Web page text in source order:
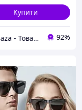
Купити
AutoBaza - Товари для автомобілей та життя 92%